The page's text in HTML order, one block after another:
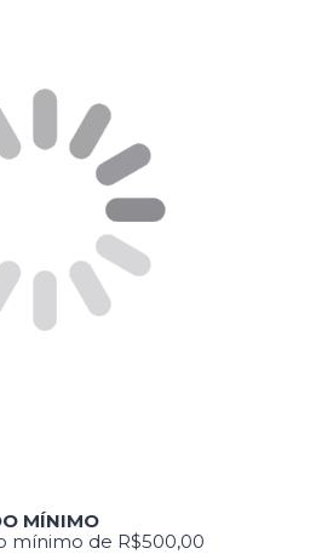
MÍNIMO
mínimo de R$500,00
PRÓPRIA
criados para você